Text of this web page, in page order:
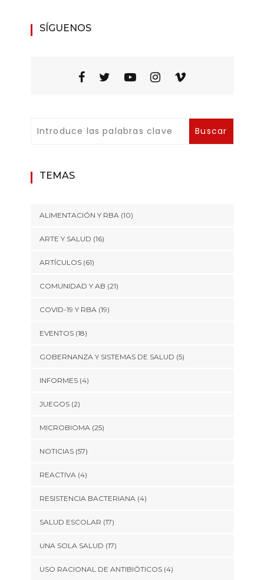
SÍGUENOS
TEMAS
ALIMENTACIÓN Y RBA(10)
ARTE Y SALUD (16)
ARTÍCULOS(61)
COMUNIDAD Y AB (21)
COVID-19 Y RBA(19)
EVENTOS(18)
GOBERNANZA Y SISTEMAS DE SALUD (5)
INFORMES(4)
JUEGOS(2)
MICROBIOMA(25)
NOTICIAS(57)
REACTIVA(4)
RESISTENCIA BACTERIANA(4)
SALUD ESCOLAR (17)
UNA SOLA SALUD (17)
USO RACIONAL DE ANTIBIÓTICOS(4)